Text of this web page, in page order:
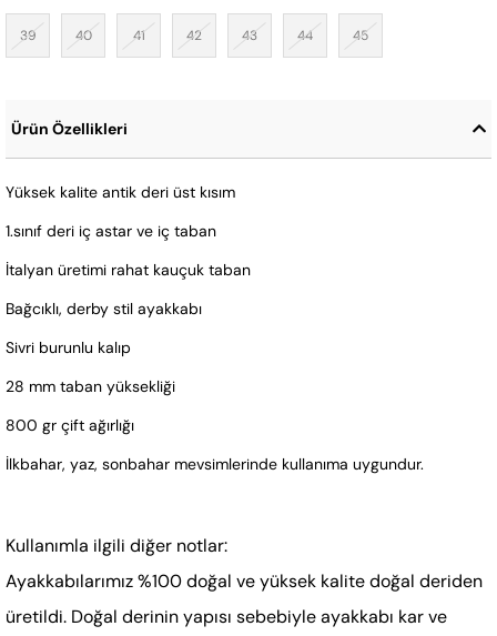
39 40 41 42 43 44 45
Ürün Özellikleri
Yüksek kalite antik deri üst kısım
1.sınıf deri iç astar ve iç taban
İtalyan üretimi rahat kauçuk taban
Bağcıklı, derby stil ayakkabı
Sivri burunlu kalıp
28 mm taban yüksekliği
800 gr çift ağırlığı
İlkbahar, yaz, sonbahar mevsimlerinde kullanıma uygundur.
Kullanımla ilgili diğer notlar:
Ayakkabılarımız %100 doğal ve yüksek kalite doğal deriden
üretildi. Doğal derinin yapısı sebebiyle ayakkabı kar ve